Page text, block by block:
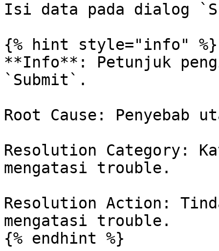
Isi data pada dialog
{% hint style="info" %}
**Info**: Petunjuk
`Submit`.
Root Cause: Penyebab
Resolution Category:
mengatasi trouble.
Resolution Action:
mengatasi trouble.
{% endhint %}